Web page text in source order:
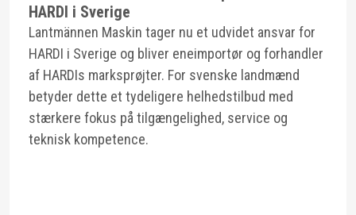
HARDI i Sverige
Lantmännen Maskin tager nu et udvidet ansvar for
HARDI i Sverige og bliver eneimportør og forhandler
af HARDIs marksprøjter. For svenske landmænd
betyder dette et tydeligere helhedstilbud med
stærkere fokus på tilgængelighed, service og
teknisk kompetence.